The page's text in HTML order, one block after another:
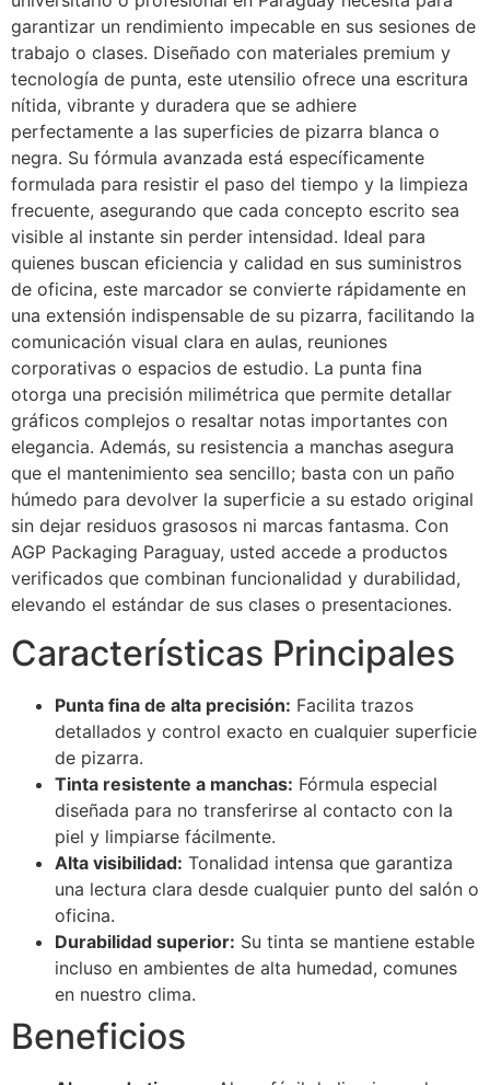
garantizar un rendimiento impecable en sus sesiones de
trabajo o clases. Diseñado con materiales premium y
tecnología de punta, este utensilio ofrece una escritura
nítida, vibrante y duradera que se adhiere
perfectamente a las superficies de pizarra blanca o
negra. Su fórmula avanzada está específicamente
formulada para resistir el paso del tiempo y la limpieza
frecuente, asegurando que cada concepto escrito sea
visible al instante sin perder intensidad. Ideal para
quienes buscan eficiencia y calidad en sus suministros
de oficina, este marcador se convierte rápidamente en
una extensión indispensable de su pizarra, facilitando la
comunicación visual clara en aulas, reuniones
corporativas o espacios de estudio. La punta fina
otorga una precisión milimétrica que permite detallar
gráficos complejos o resaltar notas importantes con
elegancia. Además, su resistencia a manchas asegura
que el mantenimiento sea sencillo; basta con un paño
húmedo para devolver la superficie a su estado original
sin dejar residuos grasosos ni marcas fantasma. Con
AGP Packaging Paraguay, usted accede a productos
verificados que combinan funcionalidad y durabilidad,
elevando el estándar de sus clases o presentaciones.
Características Principales
Punta fina de alta precisión: Facilita trazos
detallados y control exacto en cualquier superficie
de pizarra.
Tinta resistente a manchas: Fórmula especial
diseñada para no transferirse al contacto con la
piel y limpiarse fácilmente.
Alta visibilidad: Tonalidad intensa que garantiza
una lectura clara desde cualquier punto del salón o
oficina.
Durabilidad superior: Su tinta se mantiene estable
incluso en ambientes de alta humedad, comunes
en nuestro clima.
Beneficios